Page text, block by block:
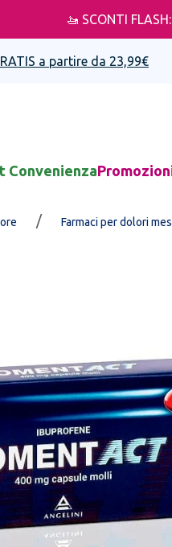
🚤 SCONTI FLASH:
a partire da 23,99€
Convenienza
/ Farmaci per dolori